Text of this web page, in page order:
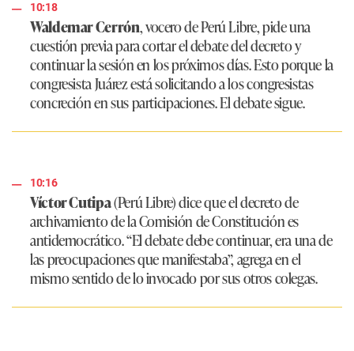
10:18
Waldemar Cerrón, vocero de Perú Libre, pide una
cuestión previa para cortar el debate del decreto y
continuar la sesión en los próximos días. Esto porque la
congresista Juárez está solicitando a los congresistas
concreción en sus participaciones. El debate sigue.
10:16
Víctor Cutipa(Perú Libre) dice que el decreto de
archivamiento de la Comisión de Constitución es
antidemocrático. “El debate debe continuar, era una de
las preocupaciones que manifestaba”, agrega en el
mismo sentido de lo invocado por sus otros colegas.